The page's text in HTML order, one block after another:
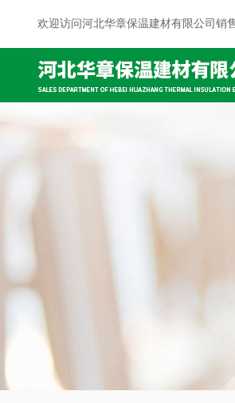
欢迎访问河北华章保温建材有限公司销